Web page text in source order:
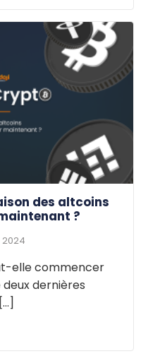
des altcoins
?
2024
elle commencer
dernières